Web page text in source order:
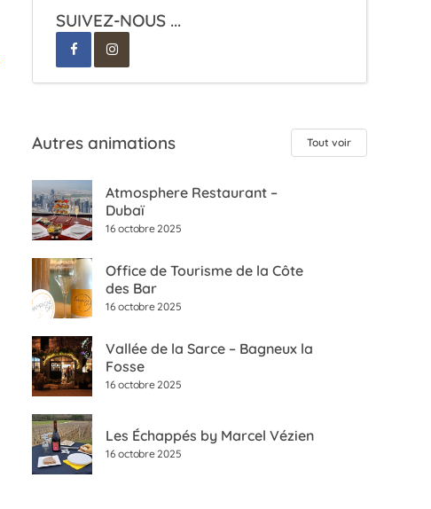
SUIVEZ-NOUS ...
Autres animations Tout voir
Atmosphere Restaurant –
Dubaï
16 octobre 2025
Office de Tourisme de la Côte
des Bar
16 octobre 2025
Vallée de la Sarce – Bagneux la
Fosse
16 octobre 2025
Les Échappés by Marcel Vézien
16 octobre 2025